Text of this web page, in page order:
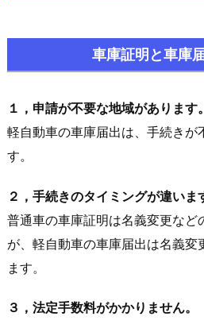
車庫証明と車庫
１，申請が不要な地域があります。
軽自動車の車庫届出は、手続きが
す。
２，手続きのタイミングが違いま
普通車の車庫証明は名義変更など
が、軽自動車の車庫届出は名義変
ます。
３，法定手数料がかかりません。